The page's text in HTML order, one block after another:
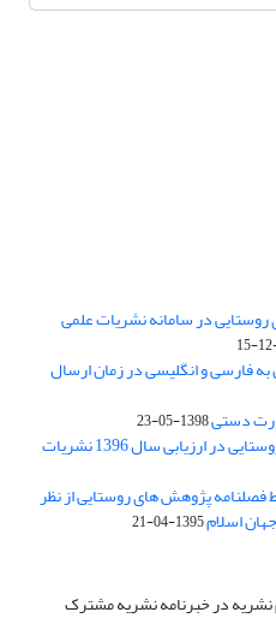
در سامانه نشریات علمی
فارسی و انگلیسی در زمان ارسال
دستی1398-05-23
کسب رتبه A فصلنامه پژوهش های روستایی در ارزیابی سال 1396 نشریات
پژوهش های روستایی از نظر
اسلام1395-04-21
نشریه در خبرنامه نشریه مشترک